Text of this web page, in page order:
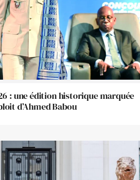
: une édition historique marquée
d’Ahmed Babou